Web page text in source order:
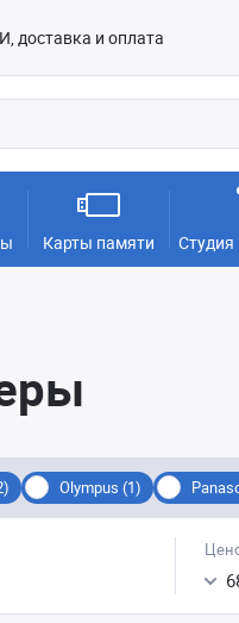
доставка и оплата
Карты памяти
Olympus (1)